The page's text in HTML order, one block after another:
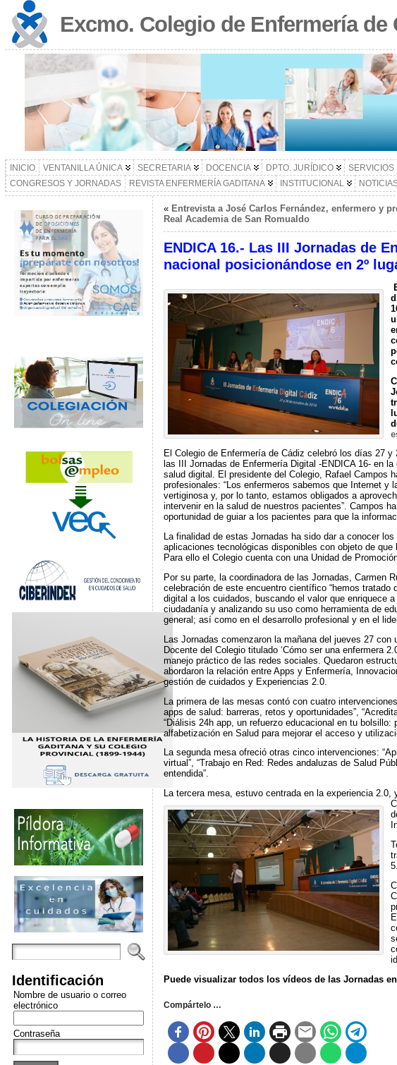
Excmo. Colegio de Enfermería de
INICIO VENTANILLA ÚNICA SECRETARIA DOCENCIA DPTO. JURÍDICO SERVICIOS
CONGRESOS Y JORNADAS
REVISTA ENFERMERÍA GADITANA INSTITUCIONAL
Identificación
Nombre de usuario o correo
electrónico
Contraseña
« Entrevista a José Carlos Fernández, enfermero y
Real Academia de San Romualdo
ENDICA 16.- Las III Jornadas de
nacional posicionándose en 2º
El Colegio de Enfermería de Cádiz celebró los días 27
las III Jornadas de Enfermería Digital -ENDICA 16- en
salud digital. El presidente del Colegio, Rafael Campos
profesionales: “Los enfermeros sabemos que Internet
vertiginosa y, por lo tanto, estamos obligados a
intervenir en la salud de nuestros pacientes”. Campos
oportunidad de guiar a los pacientes para que la
La finalidad de estas Jornadas ha sido dar a conocer
aplicaciones tecnológicas disponibles con objeto de
Para ello el Colegio cuenta con una Unidad de
Por su parte, la coordinadora de las Jornadas, Carmen
celebración de este encuentro científico “hemos tratado
digital a los cuidados, buscando el valor que enriquece
ciudadanía y analizando su uso como herramienta de
general; así como en el desarrollo profesional y en el
Las Jornadas comenzaron la mañana del jueves 27
Docente del Colegio titulado ‘Cómo ser una enfermera
manejo práctico de las redes sociales. Quedaron
abordaron la relación entre Apps y Enfermería,
gestión de cuidados y Experiencias 2.0.
La primera de las mesas contó con cuatro
apps de salud: barreras, retos y oportunidades”,
“Diálisis 24h app, un refuerzo educacional en tu bolsillo:
alfabetización en Salud para mejorar el acceso y
La segunda mesa ofreció otras cinco intervenciones:
virtual”, “Trabajo en Red: Redes andaluzas de Salud
entendida”.
La tercera mesa, estuvo centrada en la experiencia
5.
Puede visualizar todos los vídeos de las Jornadas
Compártelo …